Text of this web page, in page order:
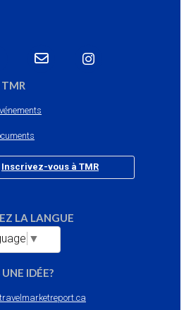
TMR
Inscrivez-vous à TMR
LA LANGUE
▼
IDÉE?